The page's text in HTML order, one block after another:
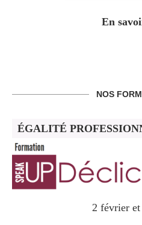
En
NOS
ÉGALITÉ
2 février et